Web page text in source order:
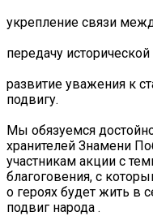
укрепление связи
передачу
развитие уважения к
подвигу.
Мы обязуемся
хранителей Знамени
участникам акции с
благоговения, с
о героях будет жить в
подвиг народа .